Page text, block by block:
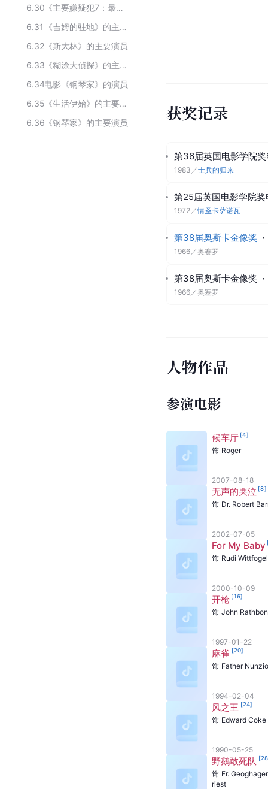
6.30
《主要嫌疑犯7：最后一案》的主要演员
6.31
《吉姆的驻地》的主要演员
6.32 《斯大林》的主要演员
6.33
《糊涂大侦探》的主要演员
6.34电影《钢琴家》的演员
6.35
《生活伊始》的主要演员
6.36 《钢琴家》的主要演员 获奖记录
第36届英国电影学院
1983 ／士兵的归来
第25届英国电影学院奖
1972／情圣卡萨诺瓦
第38届奥斯卡金像奖 ·
1966／奥赛罗
第38届奥斯卡金像奖 ·
1966／奥塞罗
人物作品
参演电影
候车厅 [4]
饰 Roger
2007-08-18
无声的哭泣 [8]
饰 Dr. Robert
2002-07-05
For My Baby
饰 Rudi Wittfogel
2000-10-09
开枪 [16]
饰 John
1997-01-22
麻雀 [20]
饰 Father Nunzio
1994-02-04
风之王 [24]
饰 Edward Coke
1990-05-25
野鹅敢死队 [28
饰 Fr.
riest